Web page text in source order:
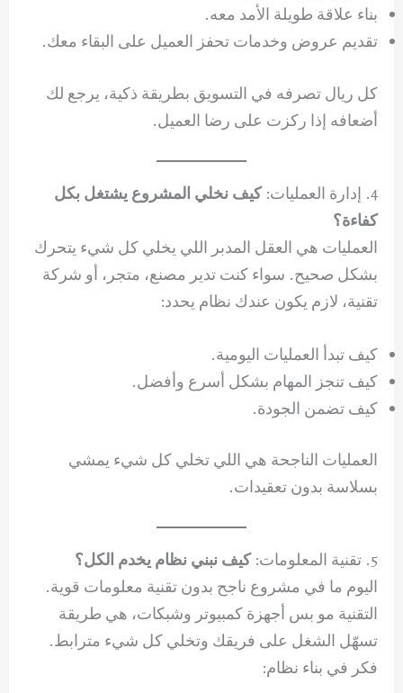
بناء علاقة طويلة الأمد معه.
تقديم عروض وخدمات تحفز العميل على البقاء معك.
كل ريال تصرفه في التسويق بطريقة ذكية، يرجع لك
أضعافه إذا ركزت على رضا العميل.
4. إدارة العمليات:
كيف نخلي المشروع يشتغل بكل
كفاءة؟
العمليات هي العقل المدبر اللي يخلي كل شيء يتحرك
بشكل صحيح. سواء كنت تدير مصنع، متجر، أو شركة
تقنية، لازم يكون عندك نظام يحدد:
كيف تبدأ العمليات اليومية.
كيف تنجز المهام بشكل أسرع وأفضل.
كيف تضمن الجودة.
العمليات الناجحة هي اللي تخلي كل شيء يمشي
بسلاسة بدون تعقيدات.
5. تقنية المعلومات:
كيف نبني نظام يخدم الكل؟
اليوم ما في مشروع ناجح بدون تقنية معلومات قوية.
التقنية مو بس أجهزة كمبيوتر وشبكات، هي طريقة
تسهّل الشغل على فريقك وتخلي كل شيء مترابط.
فكر في بناء نظام: